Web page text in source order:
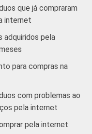
anos
anos 27
ou
18 82
6 94
8 92
que já compraram
internet
adquiridos pela
para compras na
com problemas ao
pela internet
pela internet